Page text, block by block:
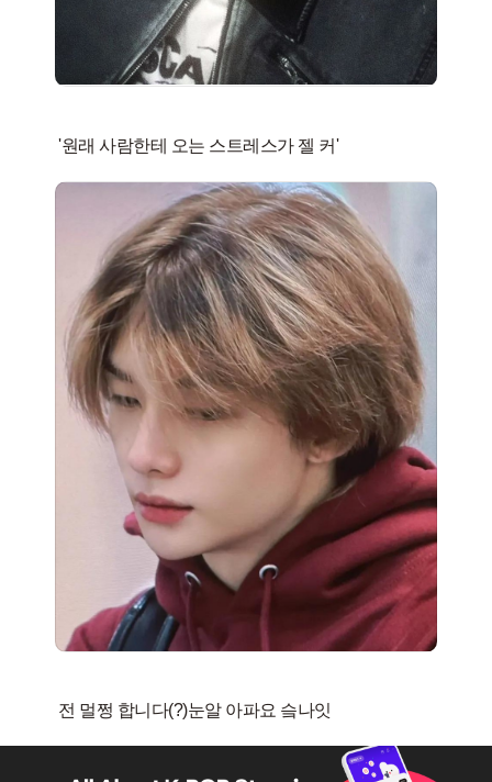
'원래 사람한테 오는 스트레스가 젤 커'